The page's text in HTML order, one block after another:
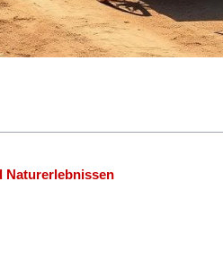
Naturerlebnissen